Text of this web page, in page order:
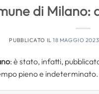
di
PUBBLICATO IL18 MAGGIO 2023
: è stato, infatti,
pieno e indeterminato.